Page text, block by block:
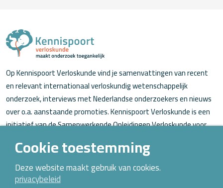
Op Kennispoort Verloskunde vind je samenvattingen van recent
en relevant internationaal verloskundig wetenschappelijk
onderzoek, interviews met Nederlandse onderzoekers en nieuws
over o.a. aanstaande promoties. Kennispoort Verloskunde is een
initiatief van de Samenwerkende Opleidingen Verloskunde voor
Over Kennispoort Verloskunde
Contact
Cookie toestemming
Deze website maakt gebruik van cookies.
privacybeleid